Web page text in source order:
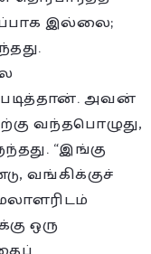
இல்லை;
படித்தான். அவன்
வந்தபொழுது,
“இங்கு
வங்கிக்குச்
ஒரு